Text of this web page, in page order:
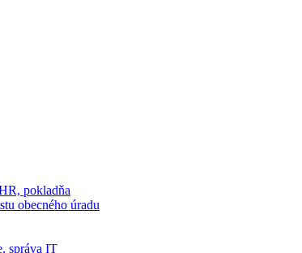
pokladňa
obecného úradu
správa IT